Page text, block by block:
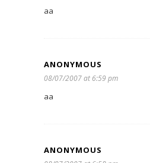
aa
ANONYMOUS
08/07/2007 at 6:59 pm
aa
ANONYMOUS